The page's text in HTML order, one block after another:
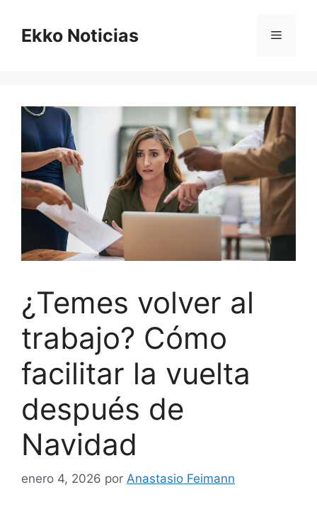
contenido
Ekko Noticias Menú
¿Temes volver al
trabajo? Cómo
facilitar la vuelta
después de
Navidad
enero 4, 2026 por Anastasio Feimann